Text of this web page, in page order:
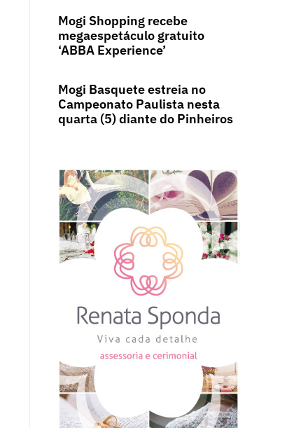
Mogi Shopping recebe
megaespetáculo gratuito
‘ABBA Experience’
Mogi Basquete estreia no
Campeonato Paulista nesta
quarta (5) diante do Pinheiros